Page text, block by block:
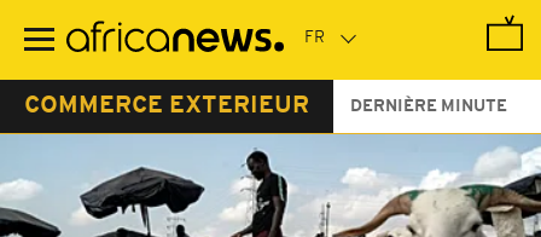
contenu
COMMERCE EXTERIEUR DERNIÈRE MINUTE